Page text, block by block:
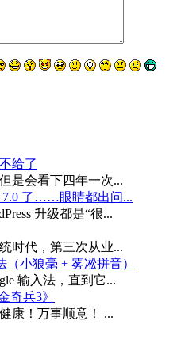
给了
是会看下四年一次...
7.0 了……眼睛都出问...
升级都是“很...
时代，第三次从业...
小狼毫 + 雾凇拼音）
输入法，直到它...
奇兵3》
康！万事顺意！ ...